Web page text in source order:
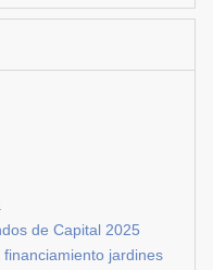
de Capital 2025
jardines